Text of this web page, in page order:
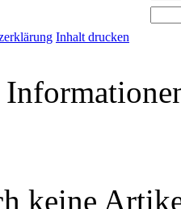
Inhalt drucken
keine